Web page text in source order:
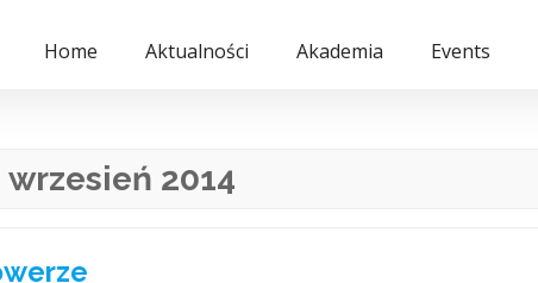
Home Aktualności Akademia Events
wrzesień 2014